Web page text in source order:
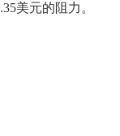
美元的阻力。